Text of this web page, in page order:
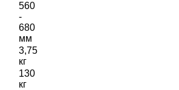
560
-
680
мм
3,75
кг
130
кг